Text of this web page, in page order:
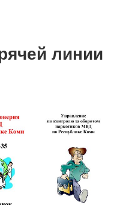
линии